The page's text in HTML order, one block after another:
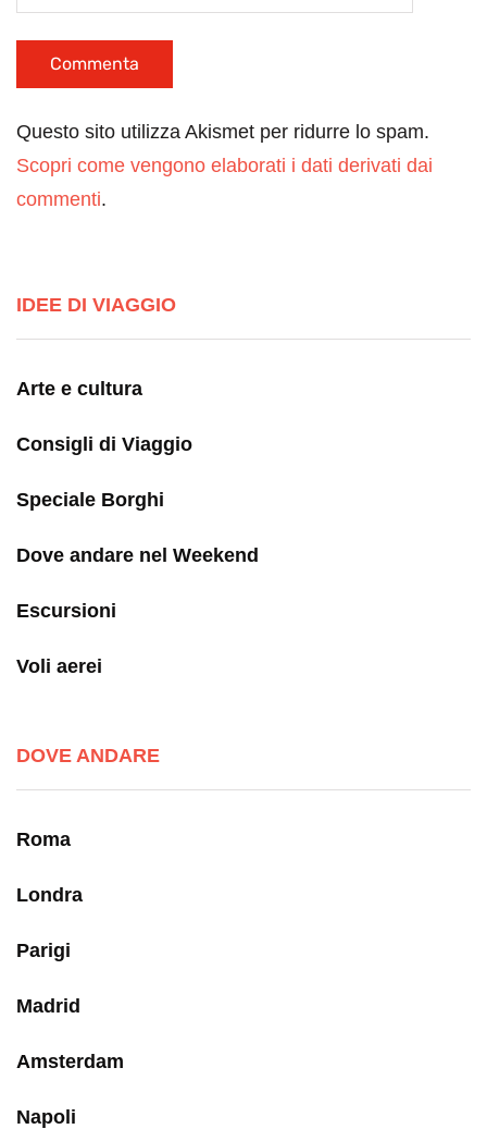
Questo sito utilizza Akismet per ridurre lo spam.
Scopri come vengono elaborati i dati derivati dai
commenti.
IDEE DI VIAGGIO
Arte e cultura
Consigli di Viaggio
Speciale Borghi
Dove andare nel Weekend
Escursioni
Voli aerei
DOVE ANDARE
Roma
Londra
Parigi
Madrid
Amsterdam
Napoli